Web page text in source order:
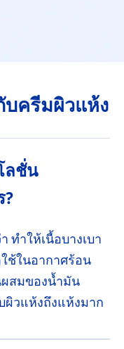
บครีมผิวแห้ง
ลชั่น
?
ทำให้เนื้อบางเบา
ช้ในอากาศร้อน
สมของน้ำมัน
ผิวแห้งถึงแห้งมาก